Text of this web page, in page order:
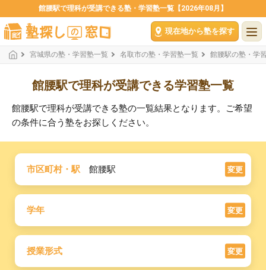
館腰駅で理科が受講できる塾・学習塾一覧【2026年08月】
現在地から塾を探す
宮城県の塾・学習塾一覧 名取市の塾・学習塾一覧 館腰駅の塾・学
館腰駅で理科が受講できる学習塾一覧
館腰駅で理科が受講できる塾の一覧結果となります。ご希望
の条件に合う塾をお探しください。
市区町村・駅 館腰駅 変更
学年 変更
授業形式 変更